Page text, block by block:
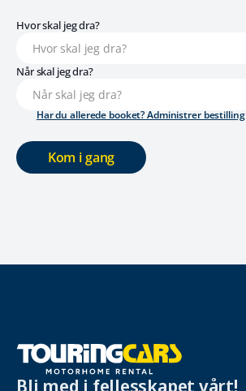
Hvor skal jeg dra?
Når skal jeg dra?
Kom i gang
Har du allerede booket? Administrer bestilling
Bli med i fellesskapet vårt!